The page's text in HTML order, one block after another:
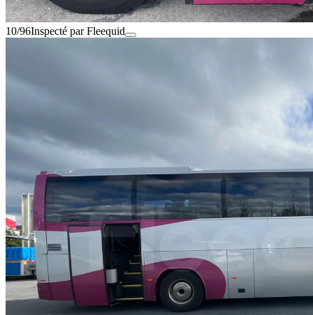
10/96Inspecté par Fleequid